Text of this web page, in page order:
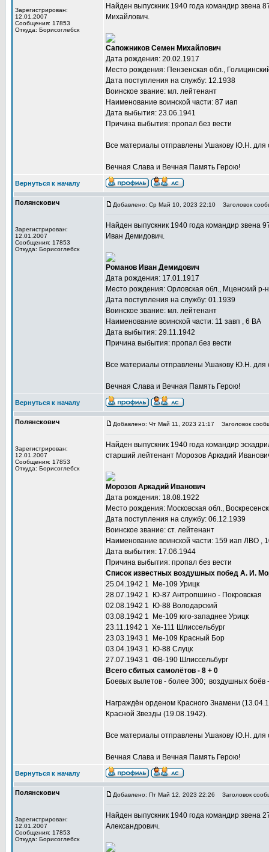
Зарегистрирован:
12.01.2007
Сообщения: 17853
Откуда: Борисоглебск
Найден выпускник 1940 года командир
Михайлович.
Сапожников Семен Михайлович
Дата рождения: 20.02.1917
Место рождения: Пензенская обл.,
Дата поступления на службу: 12.1938
Воинское звание: мл. лейтенант
Наименование воинской части: 87 иап
Дата выбытия: 23.06.1941
Причина выбытия: пропал без вести
Все материалы отправлены Ушакову Ю.Н. для
Вечная Слава и Вечная Память Герою!
Вернуться к началу
Полянскович
Зарегистрирован:
12.01.2007
Сообщения: 17853
Откуда: Борисоглебск
Добавлено: Ср Май 10, 2023 22:10 Заголовок
Найден выпускник 1940 года командир звена
Иван Демидович.
Романов Иван Демидович
Дата рождения: 17.01.1917
Место рождения: Орловская обл., Мценский
Дата поступления на службу: 01.1939
Воинское звание: мл. лейтенант
Наименование воинской части: 11 завп , 6 ВА
Дата выбытия: 29.11.1942
Причина выбытия: пропал без вести
Все материалы отправлены Ушакову Ю.Н. для
Вечная Слава и Вечная Память Герою!
Вернуться к началу
Полянскович
Зарегистрирован:
12.01.2007
Сообщения: 17853
Откуда: Борисоглебск
Добавлено: Чт Май 11, 2023 21:17 Заголовок
Найден выпускник 1940 года командир
старший лейтенант Морозов Аркадий
Морозов Аркадий Иванович
Дата рождения: 18.08.1922
Место рождения: Московская обл.,
Дата поступления на службу: 06.12.1939
Воинское звание: ст. лейтенант
Наименование воинской части: 159 иап ЛВО ,
Дата выбытия: 17.06.1944
Причина выбытия: пропал без вести
Список известных воздушных побед А. И.
25.04.1942 1 Ме-109 Урицк
28.07.1942 1 Ю-87 Антропшино - Покровская
02.08.1942 1 Ю-88 Володарский
03.08.1942 1 Ме-109 юго-западнее Урицк
23.11.1942 1 Хе-111 Шлиссельбург
23.03.1943 1 Ме-109 Красный Бор
03.04.1943 1 Ю-88 Слуцк
27.07.1943 1 ФВ-190 Шлиссельбург
Всего сбитых самолётов - 8 + 0
Боевых вылетов - более 300; воздушных боёв
Награждён орденом Красного Знамени
Красной Звезды (19.08.1942).
Все материалы отправлены Ушакову Ю.Н. для
Вечная Слава и Вечная Память Герою!
Вернуться к началу
Полянскович
Зарегистрирован:
12.01.2007
Сообщения: 17853
Откуда: Борисоглебск
Добавлено: Пт Май 12, 2023 22:26 Заголовок
Найден выпускник 1940 года командир
Александрович.